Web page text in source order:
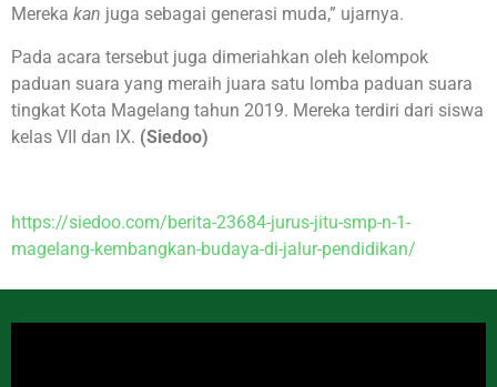
Mereka kan juga sebagai generasi muda,” ujarnya.
Pada acara tersebut juga dimeriahkan oleh kelompok
paduan suara yang meraih juara satu lomba paduan suara
tingkat Kota Magelang tahun 2019. Mereka terdiri dari siswa
kelas VII dan IX. (Siedoo)
https://siedoo.com/berita-23684-jurus-jitu-smp-n-1-
magelang-kembangkan-budaya-di-jalur-pendidikan/